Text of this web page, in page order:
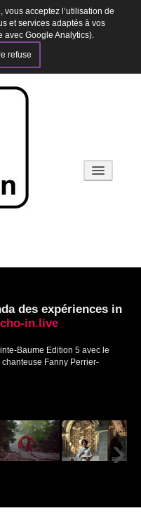
vous acceptez l’utilisation de
et services adaptés à vos
avec Google Analytics).
refuse
des expériences in
in.live
Baume Edition 5 avec le
Fanny Perrier-
›